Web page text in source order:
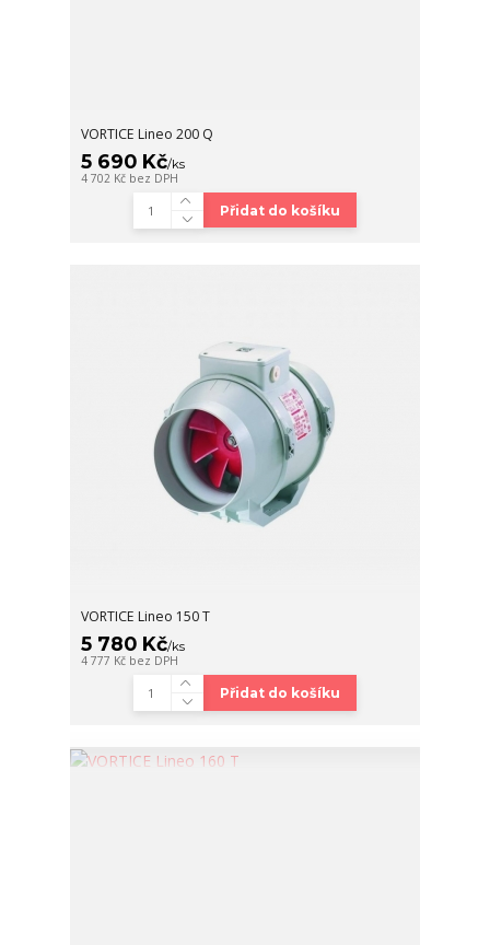
VORTICE Lineo 200 Q
5 690 Kč/ks
4 702 Kč bez DPH
Přidat do košíku
VORTICE Lineo 150 T
5 780 Kč/ks
4 777 Kč bez DPH
Přidat do košíku